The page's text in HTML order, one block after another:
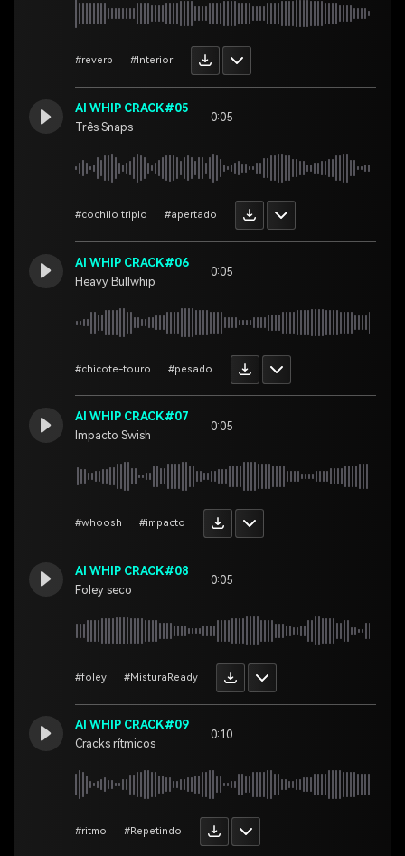
#reverb #Interior
AI WHIP CRACK#05
Três Snaps
0:05
#cochilo triplo #apertado
AI WHIP CRACK#06
Heavy Bullwhip
0:05
#chicote-touro #pesado
AI WHIP CRACK#07
Impacto Swish
0:05
#whoosh #impacto
AI WHIP CRACK#08
Foley seco
0:05
#foley #MisturaReady
AI WHIP CRACK#09
Cracks rítmicos
0:10
#ritmo #Repetindo